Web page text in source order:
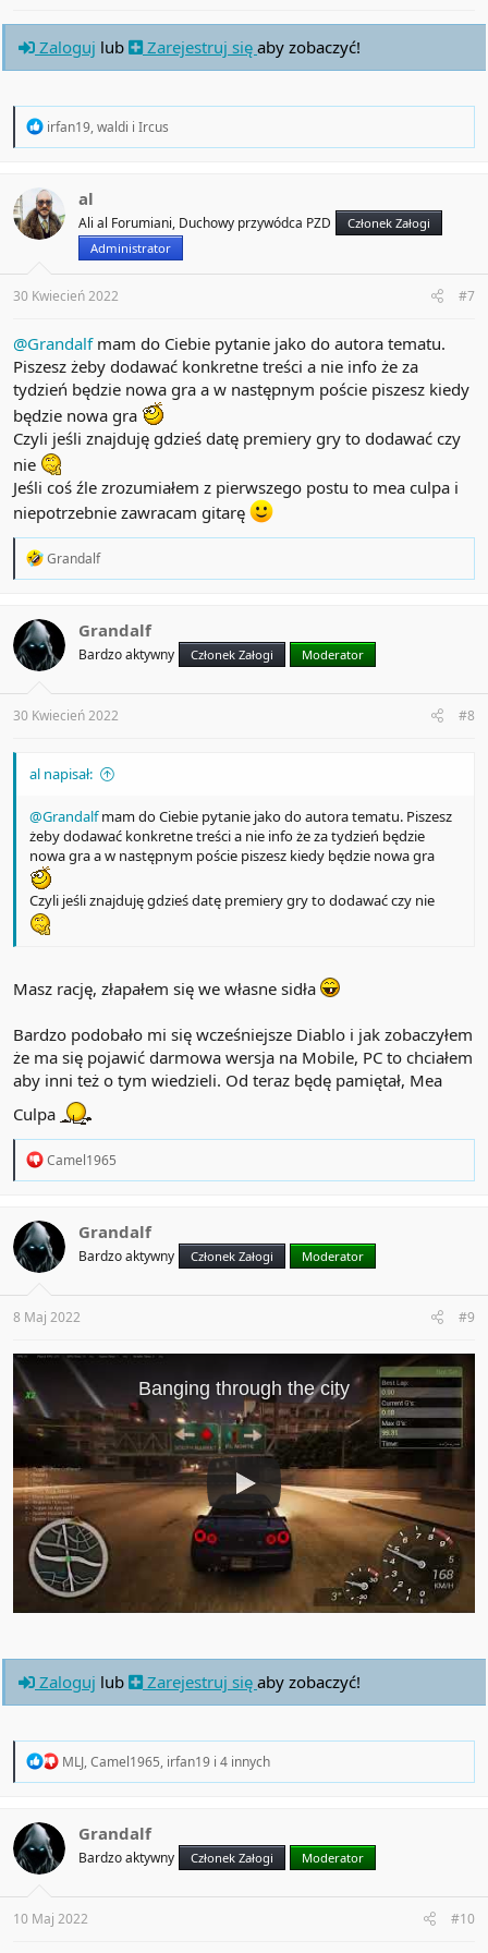
Zaloguj lub Zarejestruj się aby zobaczyć!
R
t
i
o
irfan19,waldi i Ircus
al
Ali al Forumiani, Duchowy przywódca PZD
Członek Załogi
Administrator
30 Kwiecień 2022 #7
@Grandalfmam do Ciebie pytanie jako do autora tematu.
Piszesz żeby dodawać konkretne treści a nie info że za
tydzień będzie nowa gra a w następnym poście piszesz kiedy
będzie nowa gra
Czyli jeśli znajduję gdzieś datę premiery gry to dodawać czy
nie
Jeśli coś źle zrozumiałem z pierwszego postu to mea culpa i
niepotrzebnie zawracam gitarę
R
t
i
o
s
:
Grandalf
Grandalf
Bardzo aktywny Członek Załogi Moderator
30 Kwiecień 2022 #8
al napisał:
@Grandalfmam do Ciebie pytanie jako do autora tematu. Piszesz
żeby dodawać konkretne treści a nie info że za tydzień będzie
nowa gra a w następnym poście piszesz kiedy będzie nowa gra
Czyli jeśli znajduję gdzieś datę premiery gry to dodawać czy nie
Masz rację, złapałem się we własne sidła
Bardzo podobało mi się wcześniejsze Diablo i jak zobaczyłem
że ma się pojawić darmowa wersja na Mobile, PC to chciałem
aby inni też o tym wiedzieli. Od teraz będę pamiętał, Mea
Culpa
R
t
i
o
s
Camel1965
Grandalf
Bardzo aktywny Członek Załogi Moderator
8 Maj 2022 #9
Zaloguj lub Zarejestruj się aby zobaczyć!
R
i
o
s
:
MLJ,Camel1965, irfan19 i 4 innych
Grandalf
Bardzo aktywny Członek Załogi Moderator
10 Maj 2022 #10